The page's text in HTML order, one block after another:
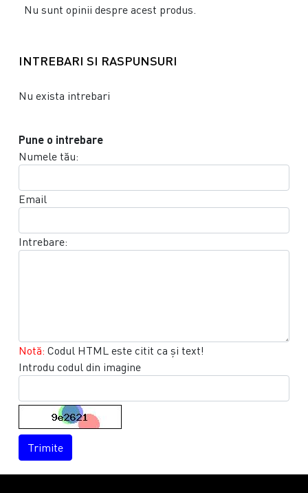
Nu sunt opinii despre acest produs.
INTREBARI SI RASPUNSURI
Nu exista intrebari
Pune o intrebare
Numele tău:
Email
Intrebare:
Notă: Codul HTML este citit ca şi text!
Introdu codul din imagine
Trimite